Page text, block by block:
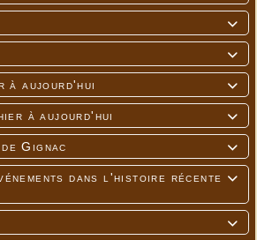



à aujourd'hui

à aujourd'hui

Gignac

dans l'histoire récente
